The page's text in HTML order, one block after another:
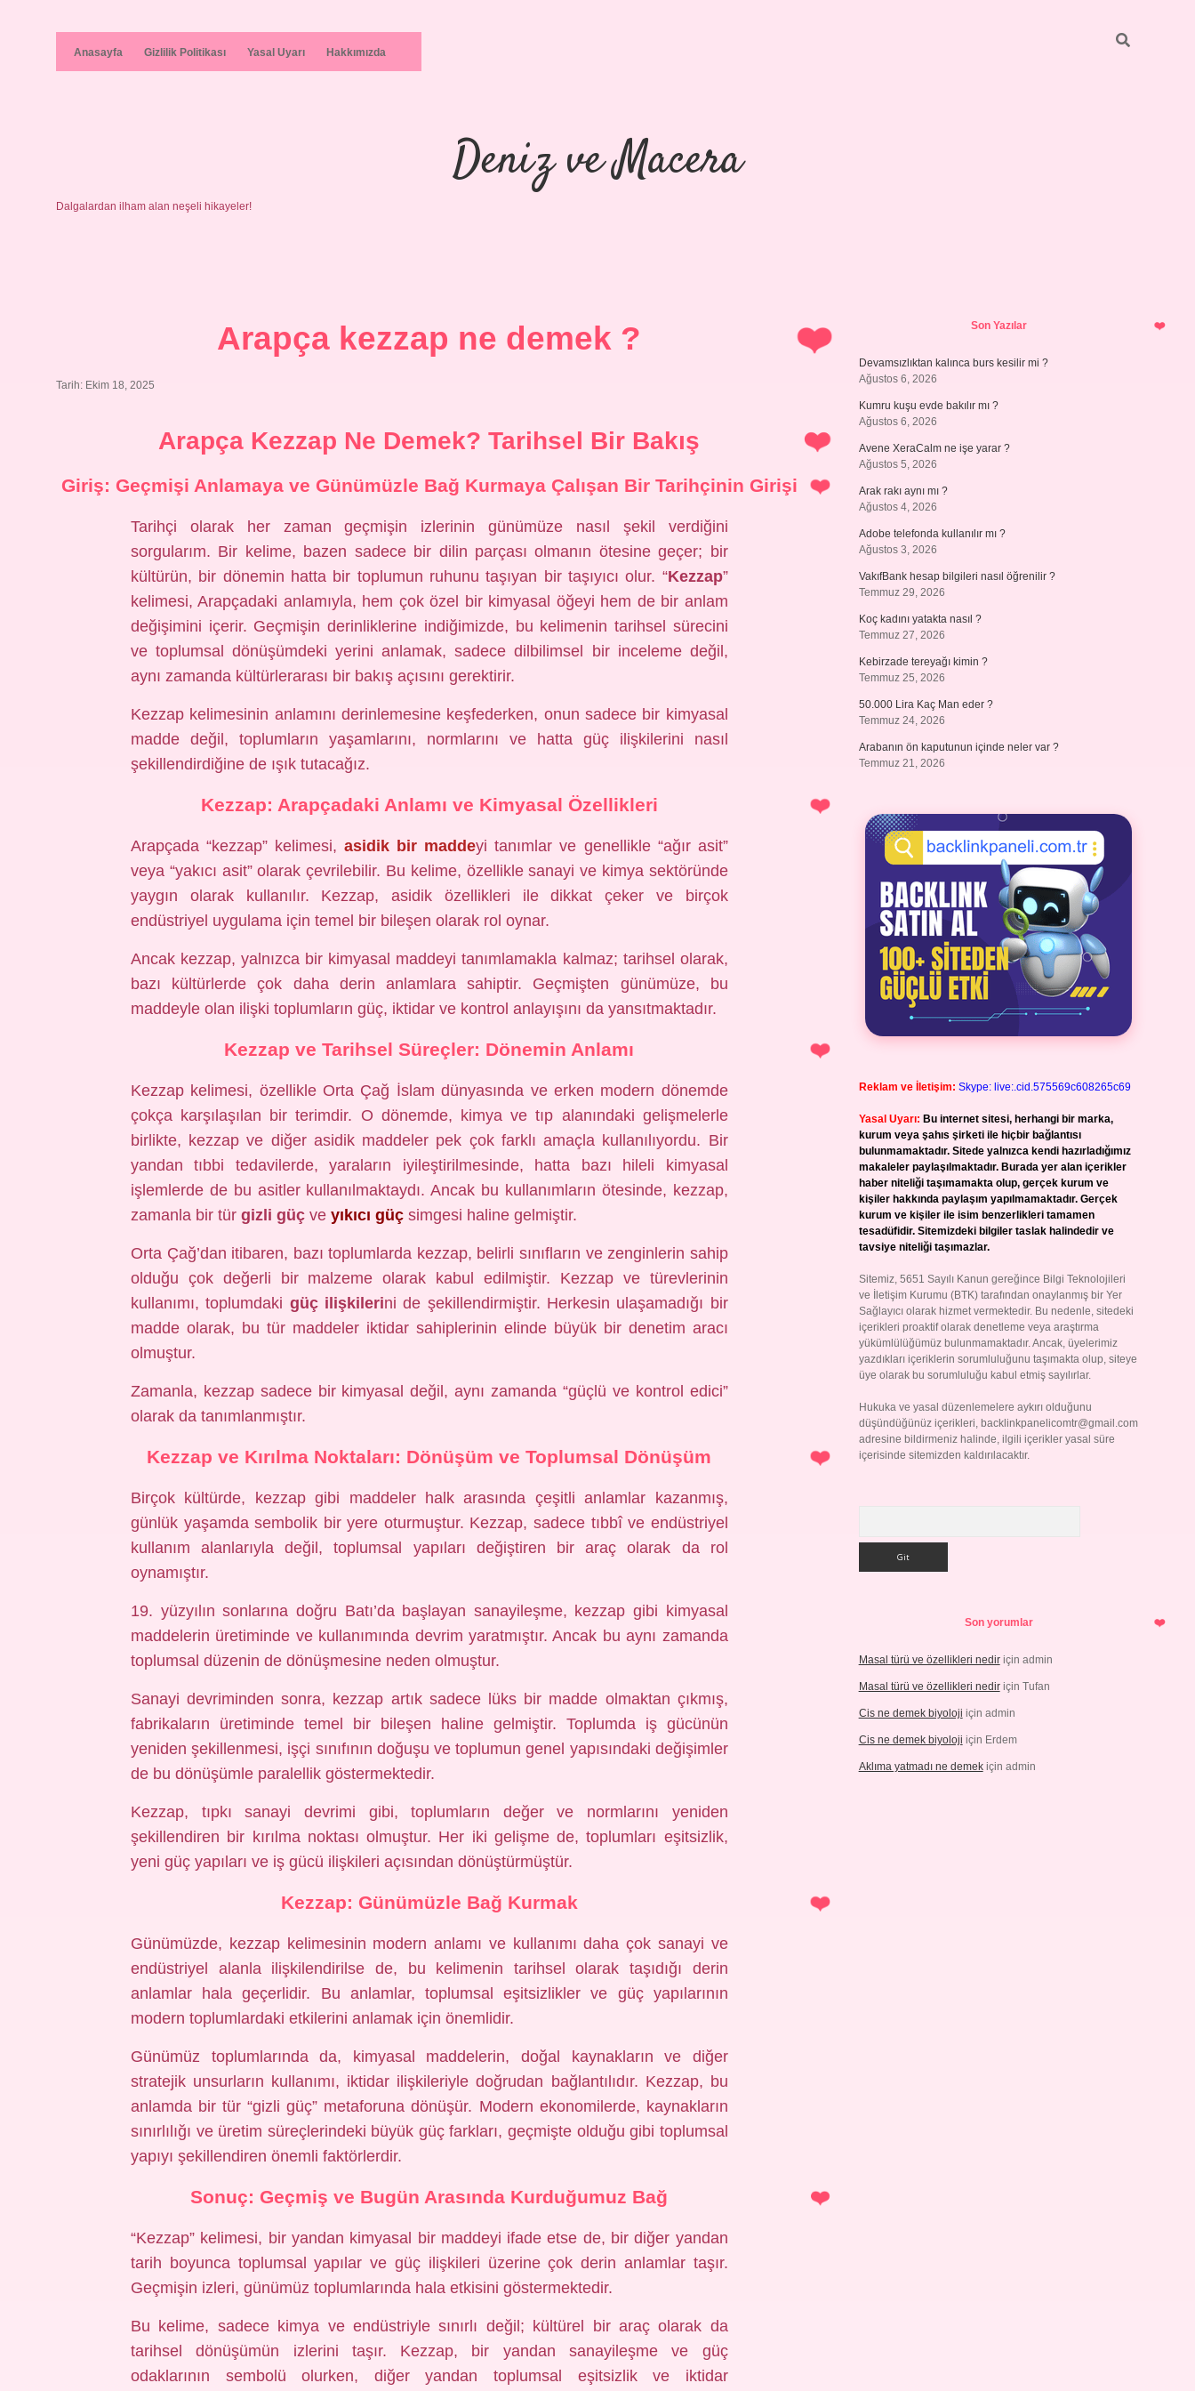
Anasayfa Gizlilik Politikası Yasal Uyarı Hakkımızda
Deniz ve Macera
Dalgalardan ilham alan neşeli hikayeler!
Arapça kezzap ne demek ?
Tarih: Ekim 18, 2025
Arapça Kezzap Ne Demek? Tarihsel Bir Bakış
Giriş: Geçmişi Anlamaya ve Günümüzle Bağ Kurmaya Çalışan Bir Tarihçinin Girişi
Tarihçi olarak her zaman geçmişin izlerinin günümüze nasıl şekil verdiğini
sorgularım. Bir kelime, bazen sadece bir dilin parçası olmanın ötesine geçer; bir
kültürün, bir dönemin hatta bir toplumun ruhunu taşıyan bir taşıyıcı olur. “Kezzap”
kelimesi, Arapçadaki anlamıyla, hem çok özel bir kimyasal öğeyi hem de bir anlam
değişimini içerir. Geçmişin derinliklerine indiğimizde, bu kelimenin tarihsel sürecini
ve toplumsal dönüşümdeki yerini anlamak, sadece dilbilimsel bir inceleme değil,
aynı zamanda kültürlerarası bir bakış açısını gerektirir.
Kezzap kelimesinin anlamını derinlemesine keşfederken, onun sadece bir kimyasal
madde değil, toplumların yaşamlarını, normlarını ve hatta güç ilişkilerini nasıl
şekillendirdiğine de ışık tutacağız.
Kezzap: Arapçadaki Anlamı ve Kimyasal Özellikleri
Arapçada “kezzap” kelimesi,asidik bir maddeyi tanımlar ve genellikle “ağır asit”
veya “yakıcı asit” olarak çevrilebilir. Bu kelime, özellikle sanayi ve kimya sektöründe
yaygın olarak kullanılır. Kezzap, asidik özellikleri ile dikkat çeker ve birçok
endüstriyel uygulama için temel bir bileşen olarak rol oynar.
Ancak kezzap, yalnızca bir kimyasal maddeyi tanımlamakla kalmaz; tarihsel olarak,
bazı kültürlerde çok daha derin anlamlara sahiptir. Geçmişten günümüze, bu
maddeyle olan ilişki toplumların güç, iktidar ve kontrol anlayışını da yansıtmaktadır.
Kezzap ve Tarihsel Süreçler: Dönemin Anlamı
Kezzap kelimesi, özellikle Orta Çağ İslam dünyasında ve erken modern dönemde
çokça karşılaşılan bir terimdir. O dönemde, kimya ve tıp alanındaki gelişmelerle
birlikte, kezzap ve diğer asidik maddeler pek çok farklı amaçla kullanılıyordu. Bir
yandan tıbbi tedavilerde, yaraların iyileştirilmesinde, hatta bazı hileli kimyasal
işlemlerde de bu asitler kullanılmaktaydı. Ancak bu kullanımların ötesinde, kezzap,
zamanla bir tür gizli güçve yıkıcı güçsimgesi haline gelmiştir.
Orta Çağ’dan itibaren, bazı toplumlarda kezzap, belirli sınıfların ve zenginlerin sahip
olduğu çok değerli bir malzeme olarak kabul edilmiştir. Kezzap ve türevlerinin
kullanımı, toplumdaki güç ilişkilerini de şekillendirmiştir. Herkesin ulaşamadığı bir
madde olarak, bu tür maddeler iktidar sahiplerinin elinde büyük bir denetim aracı
olmuştur.
Zamanla, kezzap sadece bir kimyasal değil, aynı zamanda “güçlü ve kontrol edici”
olarak da tanımlanmıştır.
Kezzap ve Kırılma Noktaları: Dönüşüm ve Toplumsal Dönüşüm
Birçok kültürde, kezzap gibi maddeler halk arasında çeşitli anlamlar kazanmış,
günlük yaşamda sembolik bir yere oturmuştur. Kezzap, sadece tıbbî ve endüstriyel
kullanım alanlarıyla değil, toplumsal yapıları değiştiren bir araç olarak da rol
oynamıştır.
19. yüzyılın sonlarına doğru Batı’da başlayan sanayileşme, kezzap gibi kimyasal
maddelerin üretiminde ve kullanımında devrim yaratmıştır. Ancak bu aynı zamanda
toplumsal düzenin de dönüşmesine neden olmuştur.
Sanayi devriminden sonra, kezzap artık sadece lüks bir madde olmaktan çıkmış,
fabrikaların üretiminde temel bir bileşen haline gelmiştir. Toplumda iş gücünün
yeniden şekillenmesi, işçi sınıfının doğuşu ve toplumun genel yapısındaki değişimler
de bu dönüşümle paralellik göstermektedir.
Kezzap, tıpkı sanayi devrimi gibi, toplumların değer ve normlarını yeniden
şekillendiren bir kırılma noktası olmuştur. Her iki gelişme de, toplumları eşitsizlik,
yeni güç yapıları ve iş gücü ilişkileri açısından dönüştürmüştür.
Kezzap: Günümüzle Bağ Kurmak
Günümüzde, kezzap kelimesinin modern anlamı ve kullanımı daha çok sanayi ve
endüstriyel alanla ilişkilendirilse de, bu kelimenin tarihsel olarak taşıdığı derin
anlamlar hala geçerlidir. Bu anlamlar, toplumsal eşitsizlikler ve güç yapılarının
modern toplumlardaki etkilerini anlamak için önemlidir.
Günümüz toplumlarında da, kimyasal maddelerin, doğal kaynakların ve diğer
stratejik unsurların kullanımı, iktidar ilişkileriyle doğrudan bağlantılıdır. Kezzap, bu
anlamda bir tür “gizli güç” metaforuna dönüşür. Modern ekonomilerde, kaynakların
sınırlılığı ve üretim süreçlerindeki büyük güç farkları, geçmişte olduğu gibi toplumsal
yapıyı şekillendiren önemli faktörlerdir.
Sonuç: Geçmiş ve Bugün Arasında Kurduğumuz Bağ
“Kezzap” kelimesi, bir yandan kimyasal bir maddeyi ifade etse de, bir diğer yandan
tarih boyunca toplumsal yapılar ve güç ilişkileri üzerine çok derin anlamlar taşır.
Geçmişin izleri, günümüz toplumlarında hala etkisini göstermektedir.
Bu kelime, sadece kimya ve endüstriyle sınırlı değil; kültürel bir araç olarak da
tarihsel dönüşümün izlerini taşır. Kezzap, bir yandan sanayileşme ve güç
odaklarının sembolü olurken, diğer yandan toplumsal eşitsizlik ve iktidar
SidebarSon Yazılar
Devamsızlıktan kalınca burs kesilir mi ?
Ağustos 6, 2026
Kumru kuşu evde bakılır mı ?
Ağustos 6, 2026
Avene XeraCalm ne işe yarar ?
Ağustos 5, 2026
Arak rakı aynı mı ?
Ağustos 4, 2026
Adobe telefonda kullanılır mı ?
Ağustos 3, 2026
VakıfBank hesap bilgileri nasıl öğrenilir ?
Temmuz 29, 2026
Koç kadını yatakta nasıl ?
Temmuz 27, 2026
Kebirzade tereyağı kimin ?
Temmuz 25, 2026
50.000 Lira Kaç Man eder ?
Temmuz 24, 2026
Arabanın ön kaputunun içinde neler var ?
Temmuz 21, 2026
Reklam ve İletişim: Skype: live:.cid.575569c608265c69
Yasal Uyarı: Bu internet sitesi, herhangi bir marka,
kurum veya şahıs şirketi ile hiçbir bağlantısı
bulunmamaktadır. Sitede yalnızca kendi hazırladığımız
makaleler paylaşılmaktadır. Burada yer alan içerikler
haber niteliği taşımamakta olup, gerçek kurum ve
kişiler hakkında paylaşım yapılmamaktadır. Gerçek
kurum ve kişiler ile isim benzerlikleri tamamen
tesadüfidir. Sitemizdeki bilgiler taslak halindedir ve
tavsiye niteliği taşımazlar.
Sitemiz, 5651 Sayılı Kanun gereğince Bilgi Teknolojileri
ve İletişim Kurumu (BTK) tarafından onaylanmış bir Yer
Sağlayıcı olarak hizmet vermektedir. Bu nedenle, sitedeki
içerikleri proaktif olarak denetleme veya araştırma
yükümlülüğümüz bulunmamaktadır. Ancak, üyelerimiz
yazdıkları içeriklerin sorumluluğunu taşımakta olup, siteye
üye olarak bu sorumluluğu kabul etmiş sayılırlar.
Hukuka ve yasal düzenlemelere aykırı olduğunu
düşündüğünüz içerikleri, backlinkpanelicomtr@gmail.com
adresine bildirmeniz halinde, ilgili içerikler yasal süre
içerisinde sitemizden kaldırılacaktır.
Son yorumlar
Masal türü ve özellikleri nediriçin admin
Masal türü ve özellikleri nediriçin Tufan
Cis ne demek biyoloji için admin
Cis ne demek biyoloji için Erdem
Aklıma yatmadı ne demekiçin admin